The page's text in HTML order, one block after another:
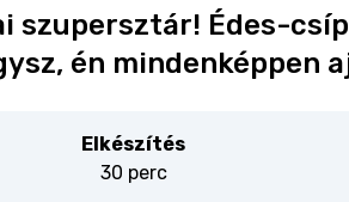
szupersztár! Édes-
én mindenképpen
Elkészítés
30 perc